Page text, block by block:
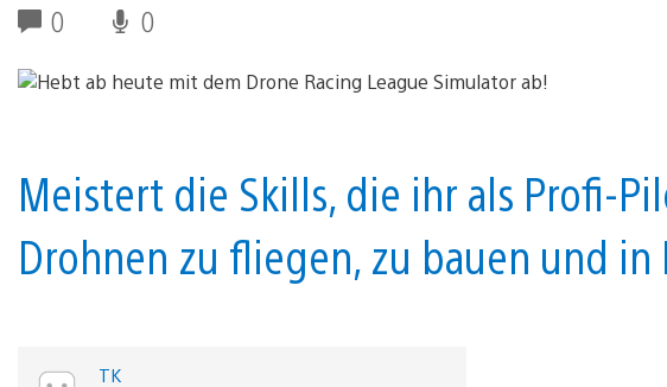
0 0
Meistert die Skills, die ihr als Profi-
Drohnen zu fliegen, zu bauen und in
TK